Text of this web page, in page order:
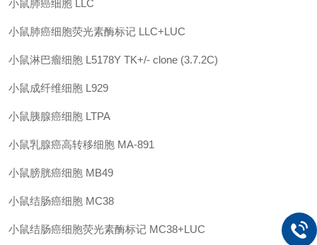
小鼠肺癌细胞 LLC
小鼠肺癌细胞荧光素酶标记 LLC+LUC
小鼠淋巴瘤细胞 L5178Y TK+/- clone (3.7.2C)
小鼠成纤维细胞 L929
小鼠胰腺癌细胞 LTPA
小鼠乳腺癌高转移细胞 MA-891
小鼠膀胱癌细胞 MB49
小鼠结肠癌细胞 MC38
小鼠结肠癌细胞荧光素酶标记 MC38+LUC